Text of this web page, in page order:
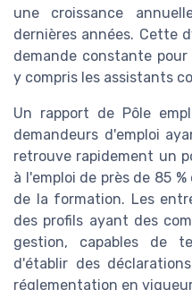
une croissance
dernières années. Cette
demande constante
y compris les assistants
Un rapport de Pôle
demandeurs d'emploi
retrouve rapidement un
à l'emploi de près de 85
de la formation. Les
des profils ayant des
gestion, capables de
d'établir des
réglementation en